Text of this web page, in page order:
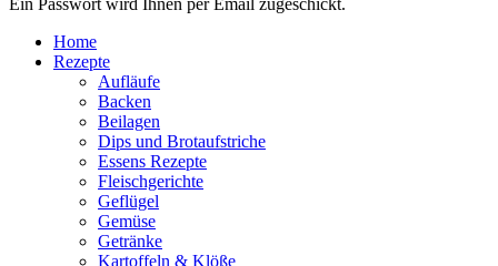
Ein Passwort wird Ihnen per Email zugeschickt.
Home
Rezepte
Aufläufe
Backen
Beilagen
Dips und Brotaufstriche
Essens Rezepte
Fleischgerichte
Geflügel
Gemüse
Getränke
Kartoffeln & Klöße